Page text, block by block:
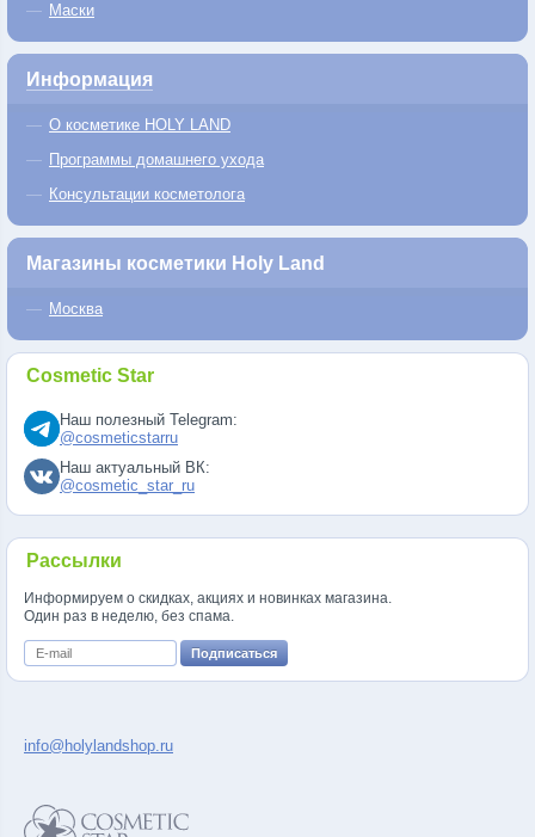
Маски
Информация
О косметике HOLY LAND
Программы домашнего ухода
Консультации косметолога
Магазины косметики Holy Land
Москва
Cosmetic Star
Наш полезный Telegram:
@cosmeticstarru
Наш актуальный ВК:
@cosmetic_star_ru
Рассылки
Информируем о скидках, акциях и новинках магазина.
Один раз в неделю, без спама.
info@holylandshop.ru